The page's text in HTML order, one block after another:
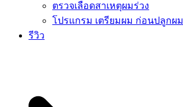
ตรวจเลือดสาเหตุผมร่วง
โปรแกรม เตรียมผม ก่อนปลูกผม
รีวิว